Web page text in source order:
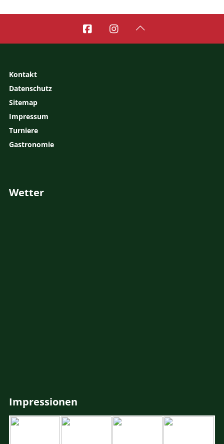
  
Kontakt
Datenschutz
Sitemap
Impressum
Turniere
Gastronomie
Wetter
Impressionen